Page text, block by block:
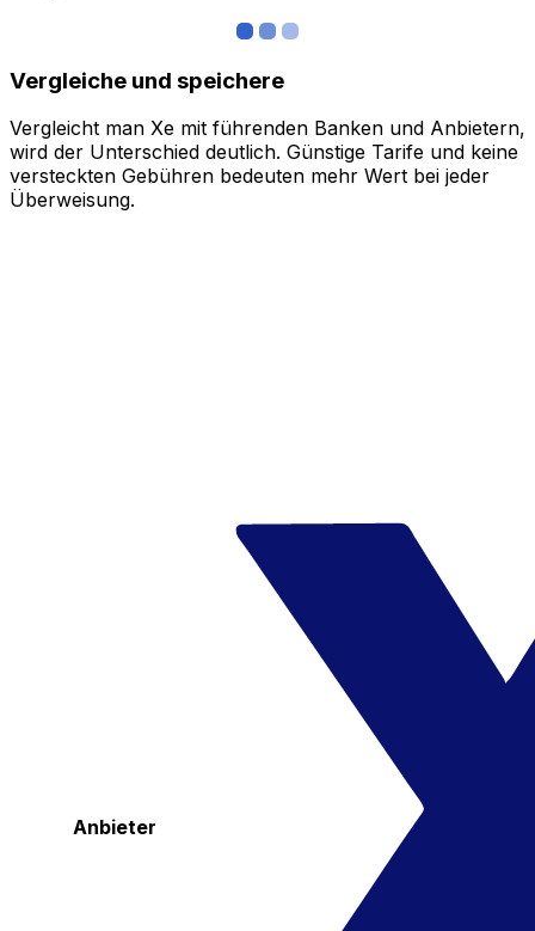
Vergleiche und speichere
Vergleicht man Xe mit führenden Banken und Anbietern,
wird der Unterschied deutlich. Günstige Tarife und keine
versteckten Gebühren bedeuten mehr Wert bei jeder
Überweisung.
Anbieter